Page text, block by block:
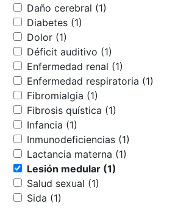
Daño cerebral (1)
Diabetes (1)
Dolor (1)
Déficit auditivo (1)
Enfermedad renal (1)
Enfermedad respiratoria (1)
Fibromialgia (1)
Fibrosis quística (1)
Infancia (1)
Inmunodeficiencias (1)
Lactancia materna (1)
Lesión medular (1)
Salud sexual (1)
Sida (1)